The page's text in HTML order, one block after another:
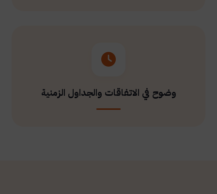
وضوح في الاتفاقات والجداول الزمنية